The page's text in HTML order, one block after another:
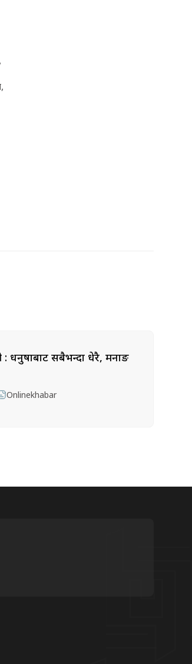
: धनुषाबाट सबैभन्दा धेरै, मनाङ
Onlinekhabar